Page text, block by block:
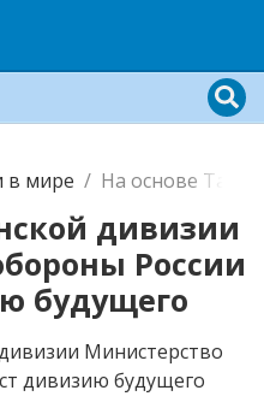
в мире На основе
дивизии
России
будущего